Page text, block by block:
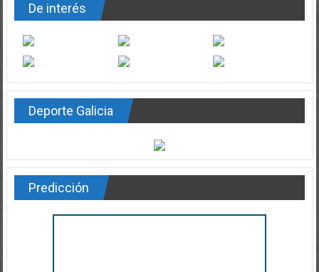
De interés
Deporte Galicia
Predicción